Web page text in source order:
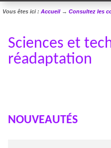
Vous êtes ici : Accueil→ Consultez les
Sciences et
réadaptation
NOUVEAUTÉS